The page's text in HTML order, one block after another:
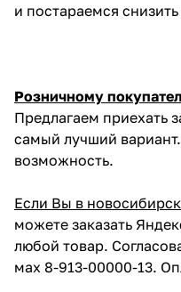
и постараемся
Розничному
Предлагаем приехать
самый лучший вариант.
возможность.
Если Вы в
можете заказать
любой товар.
мах 8-913-00000-13.